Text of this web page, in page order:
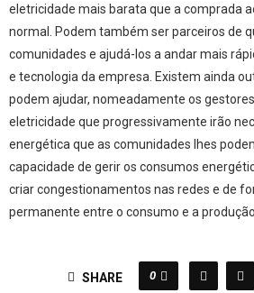
eletricidade mais barata que a comprada
normal. Podem também ser parceiros de
comunidades e ajudá-los a andar mais
e tecnologia da empresa. Existem ainda
podem ajudar, nomeadamente os
eletricidade que progressivamente irão
energética que as comunidades lhes
capacidade de gerir os consumos
criar congestionamentos nas redes e de
permanente entre o consumo e a produção.
SHARE 0